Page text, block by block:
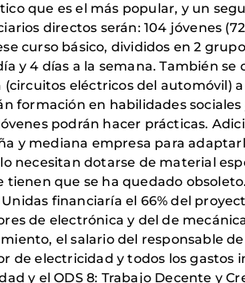
que es el más popular, y un
directos serán: 104 jóvenes
curso básico, divididos en 2
y 4 días a la semana. También
eléctricos del automóvil)
formación en habilidades
podrán hacer prácticas.
y mediana empresa para
necesitan dotarse de material
tienen que se ha quedado obsoleto.
Unidas financiaría el 66% del
de electrónica y del de
el salario del responsable
de electricidad y todos los gastos
y el ODS 8: Trabajo Decente y